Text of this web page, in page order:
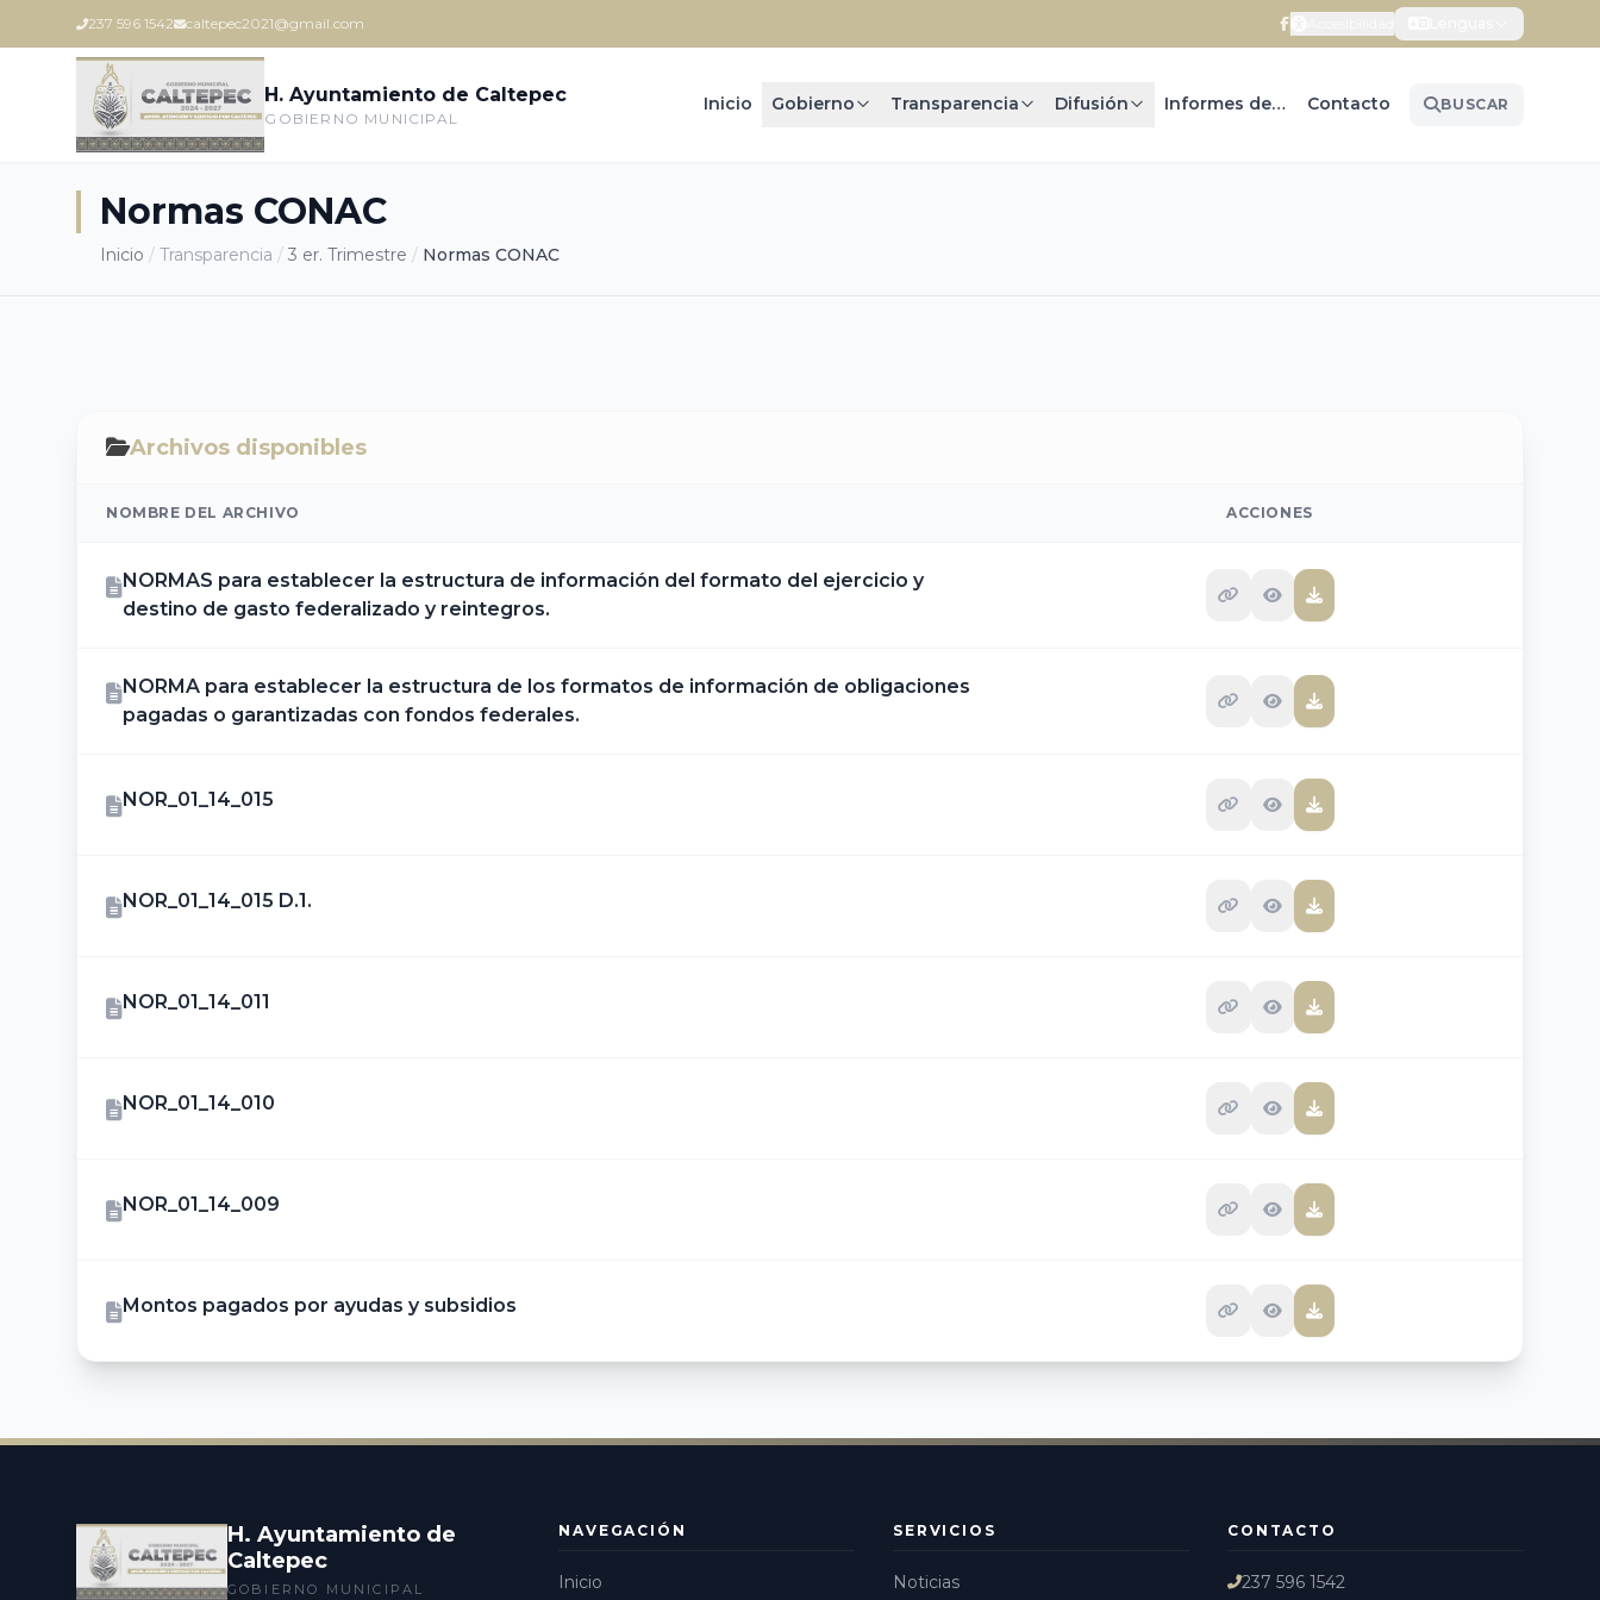
237 596 1542 caltepec2021@gmail.com
H. Ayuntamiento de Caltepec
GOBIERNO MUNICIPAL
Inicio Gobierno Transparencia Difusión Informes de Gobierno Contacto BUSCAR
Normas CONAC
Inicio / Transparencia / 3 er. Trimestre / Normas CONAC
Archivos disponibles
NOMBRE DEL ARCHIVO ACCIONES
NORMAS para establecer la estructura de información del formato del ejercicio y
destino de gasto federalizado y reintegros.
NORMA para establecer la estructura de los formatos de información de obligaciones
pagadas o garantizadas con fondos federales.
NOR_01_14_015
NOR_01_14_015 D.1.
NOR_01_14_011
NOR_01_14_010
NOR_01_14_009
Montos pagados por ayudas y subsidios
H. Ayuntamiento de
Caltepec
GOBIERNO MUNICIPAL
NAVEGACIÓN
Inicio
SERVICIOS
Noticias
CONTACTO
237 596 1542